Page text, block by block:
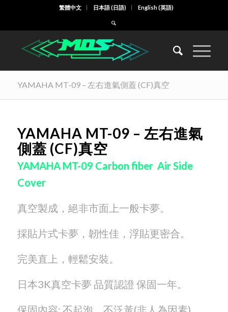
繁體中文 日本語(日語) English(英語)
YAMAHA MT-09 – 左右進氣側蓋 (CF)真空
YAMAHA MT-09 – 左右進氣
側蓋 (CF)真空
YAMAHA MT-09 Carbon fiber Air Side
Cover
真空製成，絕非市面上一般卡夢。
採貼片式卡夢，韌性佳，浮貼更密合。
完美直上，輕鬆安裝。
日本3K真空卡夢 品質認證 保固一年。